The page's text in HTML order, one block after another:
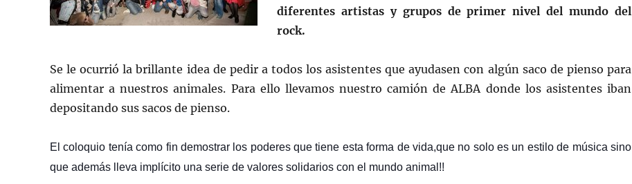
diferentes artistas y grupos de primer nivel del mundo del
rock.
Se le ocurrió la brillante idea de pedir a todos los asistentes que ayudasen con algún saco de pienso para
alimentar a nuestros animales. Para ello llevamos nuestro camión de ALBA donde los asistentes iban
depositando sus sacos de pienso.
El coloquio tenía como fin demostrar los poderes que tiene esta forma de vida,que no solo es un estilo de música sino
que además lleva implícito una serie de valores solidarios con el mundo animal!!